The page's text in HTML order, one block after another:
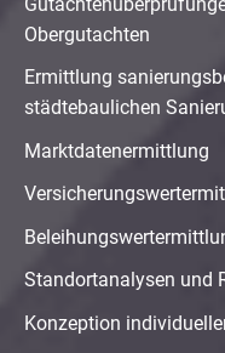
Obergutachten
Ermittlung
städtebaulichen
Marktdatenermittlung
Standortanalysen und
Konzeption